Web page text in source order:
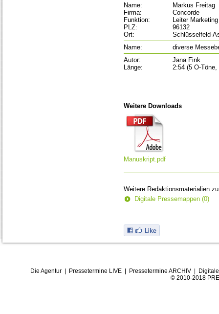
Name:
Markus Freitag
Firma:
Concorde
Funktion:
Leiter
PLZ:
96132
Ort:
Schlüsselfeld-
Name:
diverse
Autor:
Jana Fink
Länge:
2:54 (5 O-
Weitere Downloads
Manuskript.pdf
Weitere Redaktionsmaterialien
Digitale Pressemappen (0)
Die Agentur| Pressetermine LIVE| Pressetermine ARCHIV|
© 2010-2018